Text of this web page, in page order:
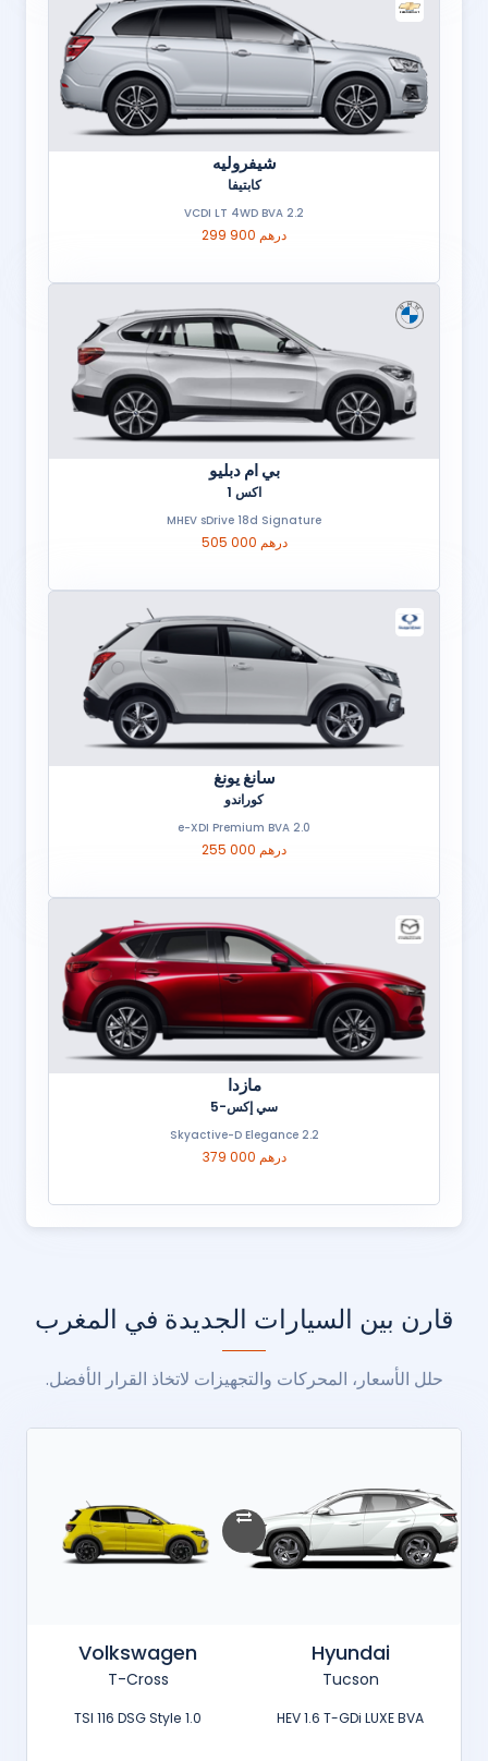
شيفروليه
كابتيفا
2.2 VCDI LT 4WD BVA
299 900 درهم
بي ام دبليو
اكس 1
MHEV sDrive 18d Signature
505 000 درهم
سانغ يونغ
كوراندو
2.0 e-XDI Premium BVA
255 000 درهم
مازدا
سي إكس-5
2.2 Skyactive-D Elegance
379 000 درهم
قارن بين السيارات الجديدة في المغرب
حلل الأسعار، المحركات والتجهيزات لاتخاذ القرار الأفضل.
Hyundai
Tucson
HEV 1.6 T-GDi LUXE BVA
Volkswagen
T-Cross
1.0 TSI 116 DSG Style